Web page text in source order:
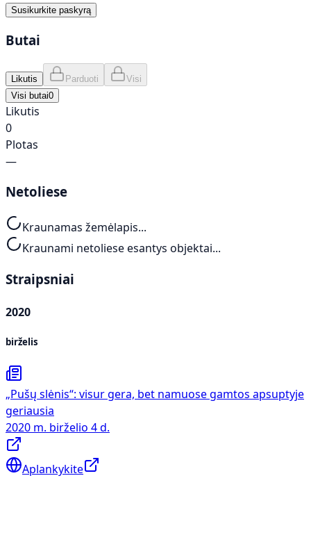
Susikurkite paskyrą
Butai
Likutis Parduoti
Visi
Visi butai0
Likutis
0
Plotas
—
Netoliese
Kraunamas žemėlapis...
Kraunami netoliese esantys objektai...
Straipsniai
2020
birželis
„Pušų slėnis“: visur gera, bet namuose gamtos apsuptyje
geriausia
2020 m. birželio 4 d.
Aplankykite